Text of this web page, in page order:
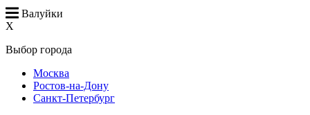
Валуйки
X
Выбор города
Москва
Ростов-на-Дону
Санкт-Петербург